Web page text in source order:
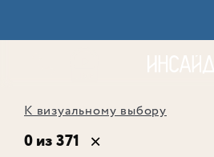
К визуальному выбору
0 из 371